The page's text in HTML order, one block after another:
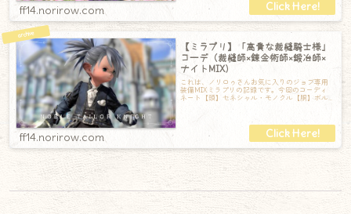
ff14.norirow.com
【ミラプリ】「高貴な裁縫騎士様」
コーデ（裁縫師×錬金術師×鍛冶師×
ナイトMIX）
これは、ノリロゥさんお気に入りのジョブ専用
装備MIXミラプリの記録です。今回のコーディ
ネート【頭】セネシャル・モノクル【胴】ボル
ff14.norirow.com